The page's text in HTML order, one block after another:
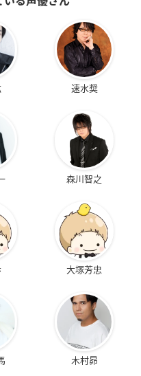
速水奨
森川智之
大塚芳忠
木村昴